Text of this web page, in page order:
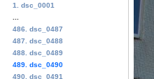
1. dsc_0001
486. dsc_0487
487. dsc_0488
488. dsc_0489
489. dsc_0490
490. dsc_0491